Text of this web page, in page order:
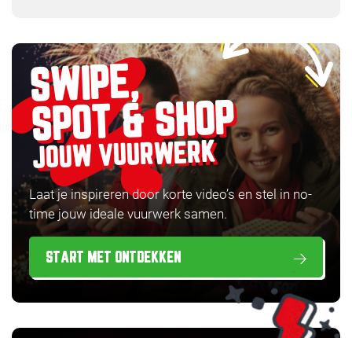
SWIPE,
SPOT & SHOP
JOUW VUURWERK
Laat je inspireren door korte video’s en stel in no-
time jouw ideale vuurwerk samen.
START MET ONTDEKKEN